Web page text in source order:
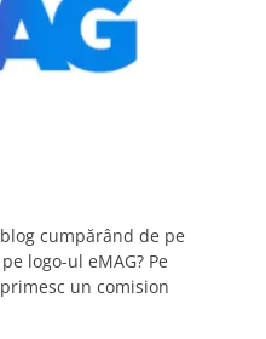
cumpărând de pe
logo-ul eMAG? Pe
un comision